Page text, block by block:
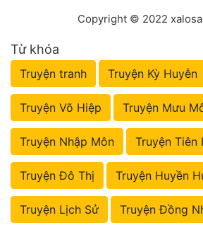
Copyright © 2022
Từ khóa
Truyện tranh Truyện Kỳ Huyễn
Truyện Võ Hiệp Truyện Mưu
Truyện Nhập Môn Truyện Tiên
Truyện Đô Thị Truyện Huyền
Truyện Lịch Sử Truyện Đồng